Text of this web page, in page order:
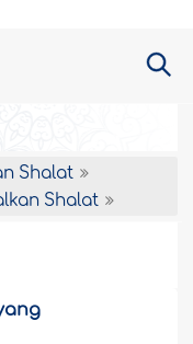
Shalat
Shalat